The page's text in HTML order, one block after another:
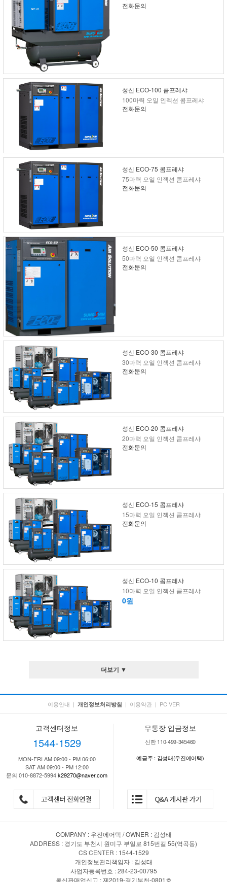
전화문의
성신 ECO-100 콤프레샤
100마력 오일 인젝션 콤프레샤
전화문의
성신 ECO-75 콤프레샤
75마력 오일 인젝션 콤프레샤
전화문의
성신 ECO-50 콤프레샤
50마력 오일 인젝션 콤프레샤
전화문의
성신 ECO-30 콤프레샤
30마력 오일 인젝션 콤프레샤
전화문의
성신 ECO-20 콤프레샤
20마력 오일 인젝션 콤프레샤
전화문의
성신 ECO-15 콤프레샤
15마력 오일 인젝션 콤프레샤
전화문의
성신 ECO-10 콤프레샤
10마력 오일 인젝션 콤프레샤
0원
더보기 ▼
이용안내 | 개인정보처리방침 | 이용약관 | PC VER
고객센터정보
1544-1529
MON-FRI AM 09:00 - PM 06:00
SAT AM 09:00 - PM 12:00
문의 010-8872-5994k29270@naver.com
무통장 입금정보
신한 110-499-345460
예금주 : 김성태(우진에어택)
COMPANY : 우진에어텍 / OWNER : 김성태
ADDRESS : 경기도 부천시 원미구 부일로 815번길 55(역곡동)
CS CENTER : 1544-1529
개인정보관리책임자 : 김성태
사업자등록번호 : 284-23-00795
통신판매업신고 : 제2019-경기부천-0801호